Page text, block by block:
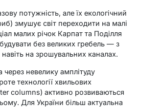
потужність, але їх екологічний
змушує світ переходити на малі
малих річок Карпат та Поділля
без великих гребель — з
на зрошувальних каналах.
через невелику амплітуду
технології хвильових
columns) активно розвиваються
Для України більш актуальна